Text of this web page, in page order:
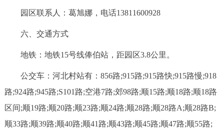
园区联系人：葛旭娜，电话13811600928
六、交通方式
地铁：地铁15号线俸伯站，距园区3.8公里。
公交车：河北村站有：856路;915路;915路快;915路慢;918
路;924路;945路;S101路;空港7路;郊98路;顺15路;顺18路;顺18路
区间;顺19路;顺20路;顺23路;顺24路;顺28路;顺28路A;顺28路B;
顺33路;顺39路;顺40路;顺41路;顺43路;顺45路;顺47路;顺55路;